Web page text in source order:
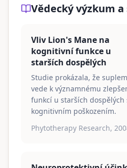
Vědecký výzkum
Vliv Lion's Mane na
kognitivní funkce u
starších dospělých
Studie prokázala, že
vede k významnému
funkcí u starších dospělých
kognitivním poškozením.
Phytotherapy Research,